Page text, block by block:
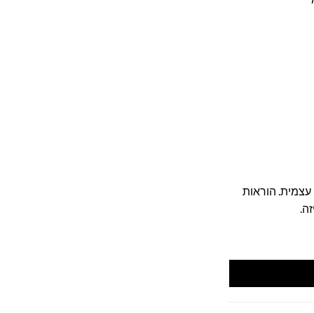
עצמית. הוראות